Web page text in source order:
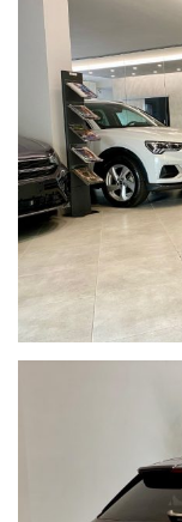
posteriore
* Attrezzi di bordo
* Battitacchi
* Chiamata di
Remote & Control
* Cielo
* Disattivazione
* Freno di
* Indicatore perdita
* Kit riparazione
* Materiale pronto
* Pacchetto
* Parabrezza con
* Prese USB (2) al
centrale
* Rivestimento in
* Schienale del
* Sedili anteriori
* Sensore pioggia/
* Specchietti
elettr., il destro con
* Specchietto